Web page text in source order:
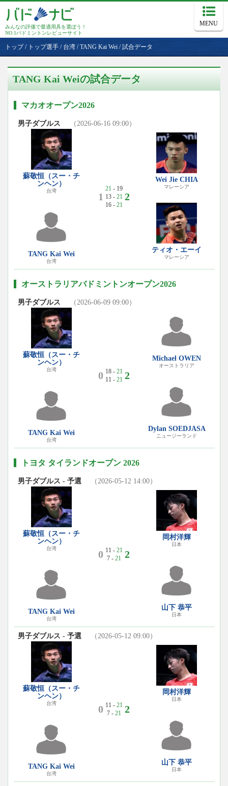
みんなの評価で最適用具を選ぼう！
NO.1バドミントンレビューサイト
MENU
トップ/ トップ選手 / 台湾 /TANG Kai Wei /試合データ
TANG Kai Weiの試合データ
マカオオープン2026
男子ダブルス （2026-06-16 09:00）
蘇敬恒（スー・チ
ンヘン）
台湾
TANG Kai Wei
台湾
1
21 - 19
13 - 21
16 - 21
2
Wei Jie CHIA
マレーシア
ティオ・エーイ
マレーシア
オーストラリアバドミントンオープン2026
男子ダブルス （2026-06-09 09:00）
蘇敬恒（スー・チ
ンヘン）
台湾
TANG Kai Wei
台湾
0 18 - 21
11 - 21 2
Michael OWEN
オーストラリア
Dylan SOEDJASA
ニュージーランド
トヨタ タイランドオープン 2026
男子ダブルス - 予選 （2026-05-12 14:00）
蘇敬恒（スー・チ
ンヘン）
台湾
TANG Kai Wei
台湾
0 11 - 21
7 - 21 2
岡村洋輝
日本
山下 恭平
日本
男子ダブルス - 予選 （2026-05-12 09:00）
蘇敬恒（スー・チ
ンヘン）
台湾
TANG Kai Wei
台湾
0 11 - 21
7 - 21 2
岡村洋輝
日本
山下 恭平
日本